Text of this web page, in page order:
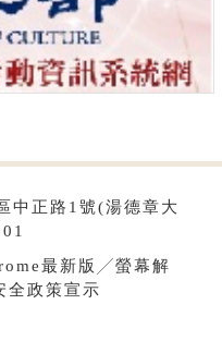
中正路1號(湯德章大
最新版╱螢幕解
全政策宣示